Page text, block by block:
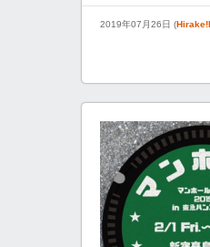
2019年07月26日 (